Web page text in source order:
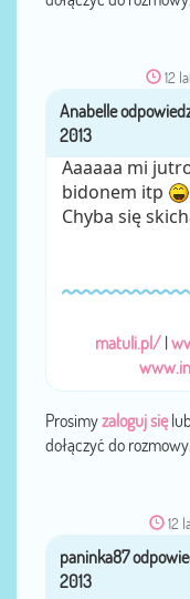
12
Aaaaaa mi
bidonem itp
Chyba się
matuli.pl/ |
Prosimyzaloguj sięlub
dołączyć do rozmowy.
12